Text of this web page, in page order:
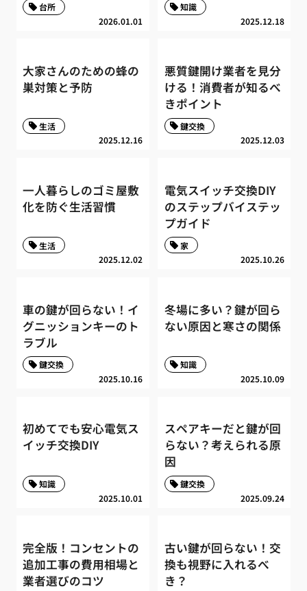
2026.01.01
台所
2025.12.18
知識
大家さんのための蜂の
巣対策と予防
2025.12.16
生活
悪質鍵開け業者を見分
ける！消費者が知るべ
きポイント
2025.12.03
鍵交換
一人暮らしのゴミ屋敷
化を防ぐ生活習慣
2025.12.02
生活
電気スイッチ交換DIY
のステップバイステッ
プガイド
2025.10.26
家
車の鍵が回らない！イ
グニッションキーのト
ラブル
2025.10.16
鍵交換
冬場に多い？鍵が回ら
ない原因と寒さの関係
2025.10.09
知識
初めてでも安心電気ス
イッチ交換DIY
2025.10.01
知識
スペアキーだと鍵が回
らない？考えられる原
因
2025.09.24
鍵交換
完全版！コンセントの
追加工事の費用相場と
業者選びのコツ
古い鍵が回らない！交
換も視野に入れるべ
き？